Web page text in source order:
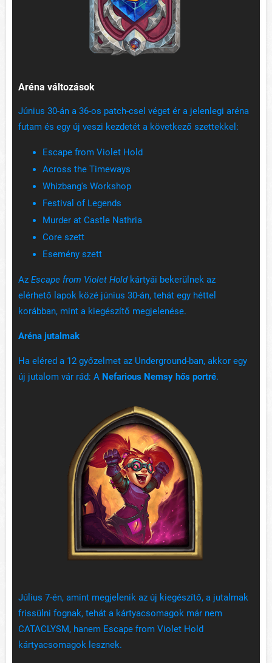
Aréna változások
Június 30-án a 36-os patch-csel véget ér a jelenlegi aréna
futam és egy új veszi kezdetét a következő szettekkel:
Escape from Violet Hold
Across the Timeways
Whizbang's Workshop
Festival of Legends
Murder at Castle Nathria
Core szett
Esemény szett
Az Escape from Violet Holdkártyái bekerülnek az
elérhető lapok közé június 30-án, tehát egy héttel
korábban, mint a kiegészítő megjelenése.
Aréna jutalmak
Ha eléred a 12 győzelmet az Underground-ban, akkor egy
új jutalom vár rád: A Nefarious Nemsy hős portré.
Július 7-én, amint megjelenik az új kiegészítő, a jutalmak
frissülni fognak, tehát a kártyacsomagok már nem
CATACLYSM, hanem Escape from Violet Hold
kártyacsomagok lesznek.